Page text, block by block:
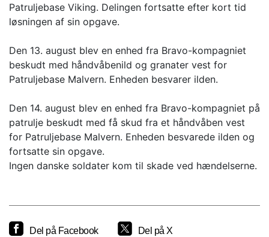
Patruljebase Viking. Delingen fortsatte efter kort tid
løsningen af sin opgave.
Den 13. august blev en enhed fra Bravo-kompagniet
beskudt med håndvåbenild og granater vest for
Patruljebase Malvern. Enheden besvarer ilden.
Den 14. august blev en enhed fra Bravo-kompagniet på
patrulje beskudt med få skud fra et håndvåben vest
for Patruljebase Malvern. Enheden besvarede ilden og
fortsatte sin opgave.
Ingen danske soldater kom til skade ved hændelserne.
Del på Facebook Del på X